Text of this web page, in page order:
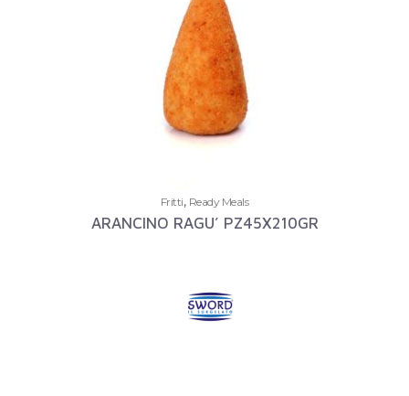
Fritti, Ready Meals
ARANCINO RAGU’ PZ45X210GR